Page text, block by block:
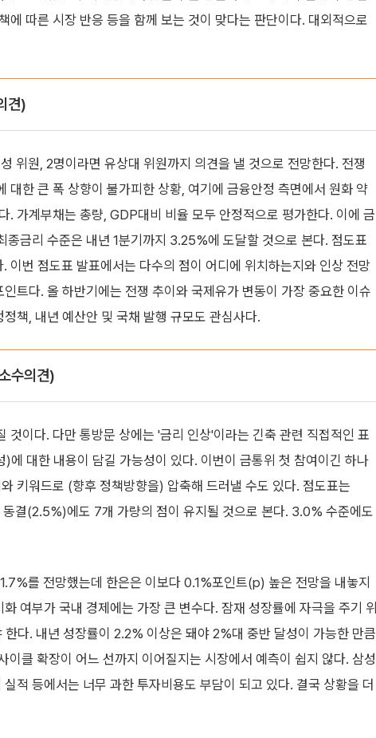
에 따른 시장 반응 등을 함께 보는 것이 맞다는 판단이다. 대외적으로
견)
위원, 2명이라면 유상대 위원까지 의견을 낼 것으로 전망한다. 전쟁
대한 큰 폭 상향이 불가피한 상황, 여기에 금융안정 측면에서 원화 약
. 가계부채는 총량, GDP대비 비율 모두 안정적으로 평가한다. 이에 금
종금리 수준은 내년 1분기까지 3.25%에 도달할 것으로 본다. 점도표
번 점도표 발표에서는 다수의 점이 어디에 위치하는지와 인상 전망
트다. 올 하반기에는 전쟁 추이와 국제유가 변동이 가장 중요한 이슈
책, 내년 예산안 및 국채 발행 규모도 관심사다.
수의견)
것이다. 다만 통방문 상에는 '금리 인상'이라는 긴축 관련 직접적인 표
에 대한 내용이 담길 가능성이 있다. 이번이 금통위 첫 참여이긴 하나
키워드로 (향후 정책방향을) 압축해 드러낼 수도 있다. 점도표는
결(2.5%)에도 7개 가량의 점이 유지될 것으로 본다. 3.0% 수준에도
를 전망했는데 한은은 이보다 0.1%포인트(p) 높은 전망을 내놓지
여부가 국내 경제에는 가장 큰 변수다. 잠재 성장률에 자극을 주기 위
다. 내년 성장률이 2.2% 이상은 돼야 2%대 중반 달성이 가능한 만큼
클 확장이 어느 선까지 이어질지는 시장에서 예측이 쉽지 않다. 삼성
적 등에서는 너무 과한 투자비용도 부담이 되고 있다. 결국 상황을 더